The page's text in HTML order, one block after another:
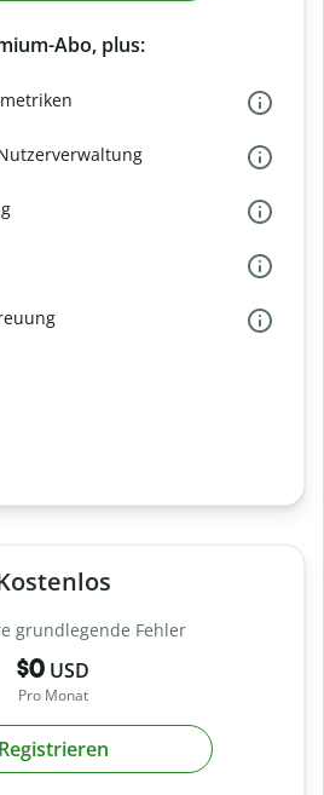
Abo, plus:
grundlegende Fehler
$0 USD
Pro Monat
Registrieren